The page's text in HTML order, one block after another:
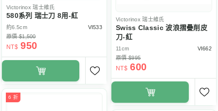
Victorinox 瑞士維氏
580系列 瑞士刀 8用-紅
約6.5cm
VI533
原價 $1,500
NT$ 950
Victorinox 瑞士維氏
Swiss Classic 波浪摺疊削皮
刀-紅
11cm
VI662
原價 $995
NT$ 600
6 折